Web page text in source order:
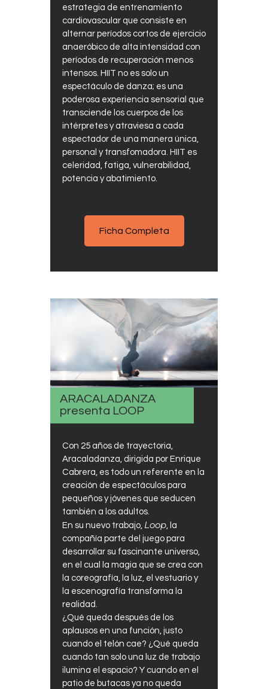
estrategia de entrenamiento
cardiovascular que consiste en
alternar períodos cortos de ejercicio
anaeróbico de alta intensidad con
períodos de recuperación menos
intensos. HIIT no es solo un
espectáculo de danza; es una
poderosa experiencia sensorial que
transciende los cuerpos de los
intérpretes y atraviesa a cada
espectador de una manera única,
personal y transfomadora. HIIT es
celeridad, fatiga, vulnerabilidad,
potencia y abatimiento.
Ficha Completa
ARACALADANZA
presenta LOOP
Con 25 años de trayectoria,
Aracaladanza, dirigida por Enrique
Cabrera, es todo un referente en la
creación de espectáculos para
pequeños y jóvenes que seducen
también a los adultos.
En su nuevo trabajo, Loop, la
compañía parte del juego para
desarrollar su fascinante universo,
en el cual la magia que se crea con
la coreografía, la luz, el vestuario y
la escenografía transforma la
realidad.
¿Qué queda después de los
aplausos en una función, justo
cuando el telón cae? ¿Qué queda
cuando tan solo una luz de trabajo
ilumina el espacio? Y cuando en el
patio de butacas ya no queda